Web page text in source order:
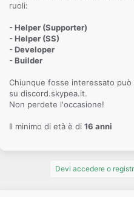
ruoli:
- Helper (Supporter)
- Helper (SS)
- Developer
- Builder
Chiunque fosse interessato
su discord.skypea.it.
Non perdete l'occasione!
Il minimo di età è di 16 anni
Devi accedere o